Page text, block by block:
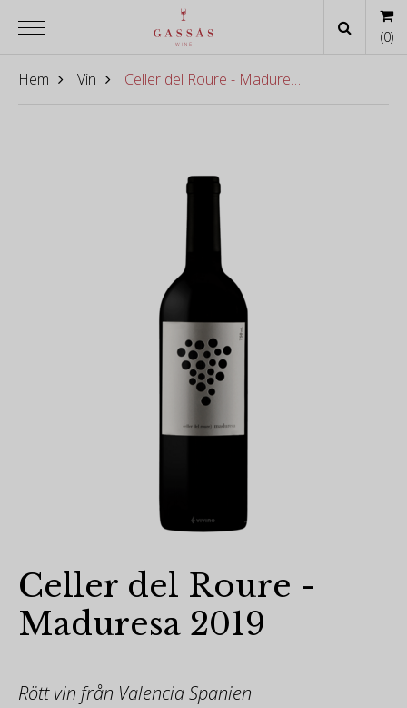
Hem Vin Celler del Roure - Maduresa 2019
Celler del Roure -
Maduresa 2019
Rött vin från Valencia Spanien
(0)